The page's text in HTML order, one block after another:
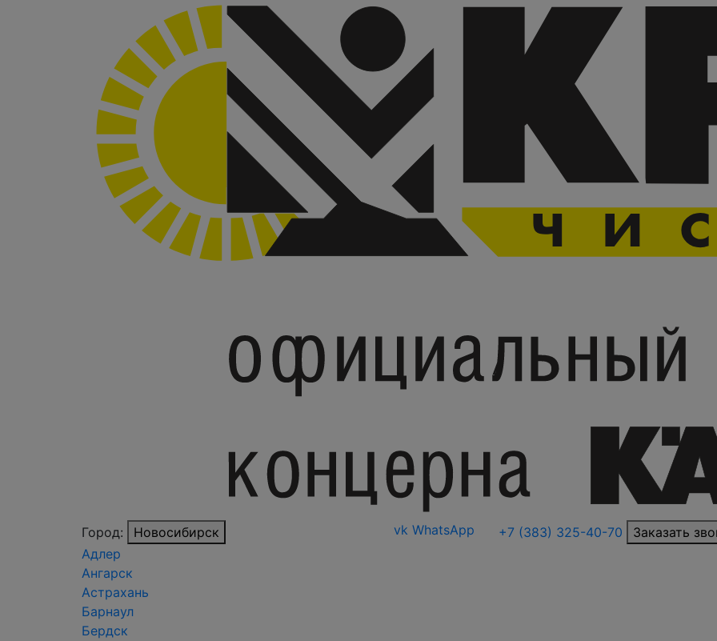
Город:
Новосибирск
Адлер
Ангарск
Астрахань
Барнаул
Бердск
vk WhatsApp +7 (383) 325-40-70 Заказать